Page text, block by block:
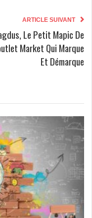
ARTICLE SUIVANT
Le Petit Mapic De
Market Qui Marque
Et Démarque